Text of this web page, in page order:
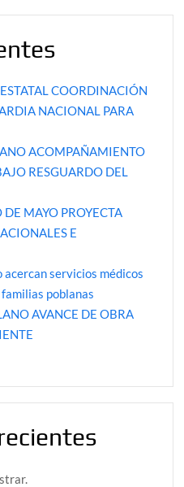
COORDINACIÓN
NACIONAL PARA
ACOMPAÑAMIENTO
RESGUARDO DEL
MAYO PROYECTA
E
acercan servicios médicos
poblanas
AVANCE DE OBRA